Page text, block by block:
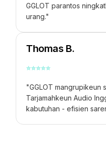
GGLOT parantos
urang."
Thomas B.
⭐⭐⭐⭐⭐
"GGLOT mangrupikeun
Tarjamahkeun Audio
kabutuhan - efisien